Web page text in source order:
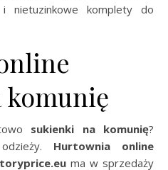
nietuzinkowe komplety do
komunię
sukienki na komunię?
Hurtownia online
ma w sprzedaży